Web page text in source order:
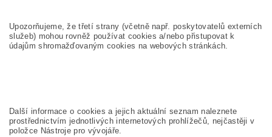
Upozorňujeme, že třetí strany (včetně např. poskytovatelů externích
služeb) mohou rovněž používat cookies a/nebo přistupovat k
údajům shromažďovaným cookies na webových stránkách.
Další informace o cookies a jejich aktuální seznam naleznete
prostřednictvím jednotlivých internetových prohlížečů, nejčastěji v
položce Nástroje pro vývojáře.